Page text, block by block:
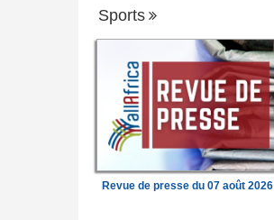
Sports
Revue de presse du 07 août 2026